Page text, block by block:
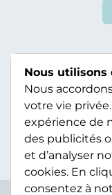
Nous utilisons
Nous
votre vie
expérience de
des publicités
et d’analyser
cookies. En
consentez à